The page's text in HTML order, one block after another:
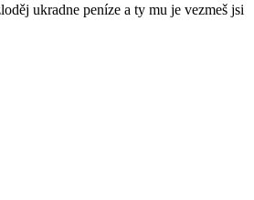
ukradne peníze a ty mu je vezmeš jsi